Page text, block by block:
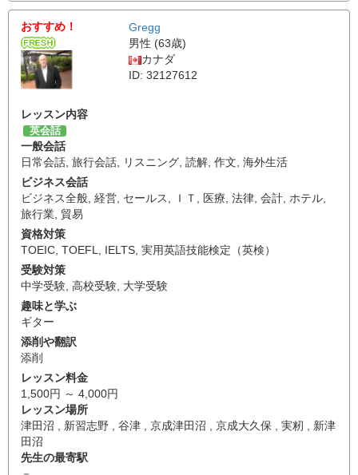
おすすめ！
Gregg
男性 (63歳)
カナダ
ID: 32127612
レッスン内容
英会話
一般会話
日常会話 旅行会話 リスニング 読解 作文 海外生活
ビジネス会話
ビジネス全般 経営 セールス ＩＴ 医療 法律 会計 ホテル
旅行業 貿易
資格対策
TOEIC TOEFL IELTS 実用英語技能検定（英検）
受験対策
中学受験 高校受験 大学受験
趣味と学ぶ
ギター
添削や翻訳
添削
レッスン料金
1,500円 ～ 4,000円
レッスン場所
津田沼 , 新習志野 , 谷津 , 京成津田沼 , 京成大久保 , 実籾 , 新津
田沼
先生の最寄駅